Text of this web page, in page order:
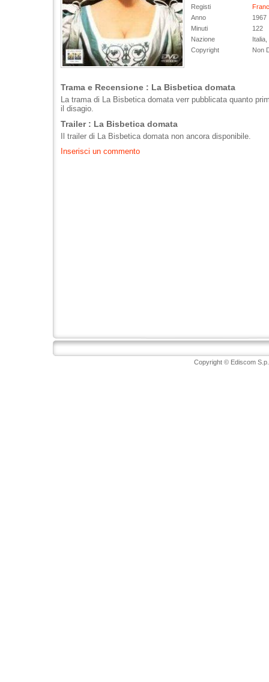
Registi
Anno
1967
Minuti
122
Nazione
Italia,
Copyright
Non
Trama e Recensione : La Bisbetica domata
La trama di La Bisbetica domata verr pubblicata quanto
il disagio.
Trailer : La Bisbetica domata
Il trailer di La Bisbetica domata non ancora disponibile.
Inserisci un commento
Copyright © Ediscom